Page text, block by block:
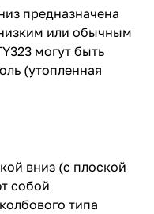
предназначена
или обычным
могут быть
(утопленная
вниз (с плоской
собой
типа